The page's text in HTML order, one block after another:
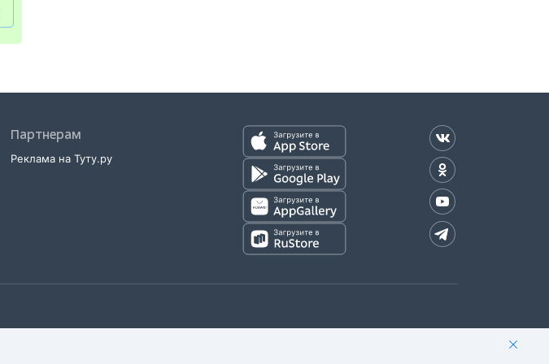
Партнерам
Реклама на Туту.ру